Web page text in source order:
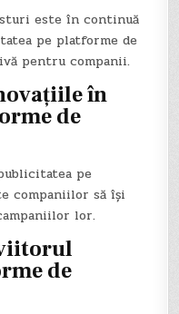
este în continuă
pe platforme de
pentru companii.
în
de
pe
companiilor să își
lor.
de